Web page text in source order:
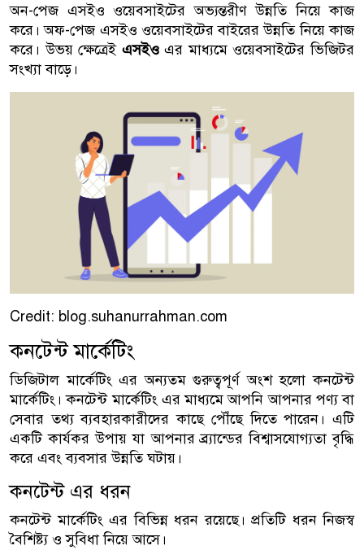
অন-পেজ এসইও ওয়েবসাইটের অভ্যন্তরীণ উন্নতি নিয়ে কাজ
করে। অফ-পেজ এসইও ওয়েবসাইটের বাইরের উন্নতি নিয়ে কাজ
করে। উভয় ক্ষেত্রেই এসইওএর মাধ্যমে ওয়েবসাইটের ভিজিটর
সংখ্যা বাড়ে।
Credit: blog.suhanurrahman.com
কনটেন্ট মার্কেটিং
ডিজিটাল মার্কেটিং এর অন্যতম গুরুত্বপূর্ণ অংশ হলো কনটেন্ট
মার্কেটিং। কনটেন্ট মার্কেটিং এর মাধ্যমে আপনি আপনার পণ্য বা
সেবার তথ্য ব্যবহারকারীদের কাছে পৌঁছে দিতে পারেন। এটি
একটি কার্যকর উপায় যা আপনার ব্র্যান্ডের বিশ্বাসযোগ্যতা বৃদ্ধি
করে এবং ব্যবসার উন্নতি ঘটায়।
কনটেন্ট এর ধরন
কনটেন্ট মার্কেটিং এর বিভিন্ন ধরন রয়েছে। প্রতিটি ধরন নিজস্ব
বৈশিষ্ট্য ও সুবিধা নিয়ে আসে।